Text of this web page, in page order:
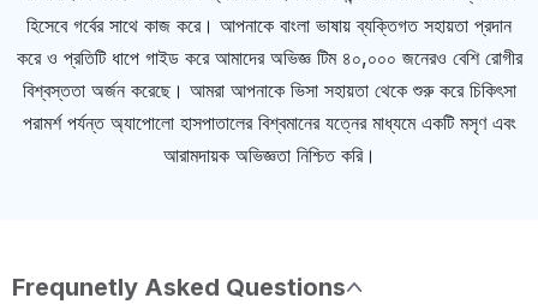
হিসেবে গর্বের সাথে কাজ করে। আপনাকে বাংলা ভাষায় ব্যক্তিগত সহায়তা প্রদান
করে ও প্রতিটি ধাপে গাইড করে আমাদের অভিজ্ঞ টিম ৪০,০০০ জনেরও বেশি রোগীর
বিশ্বস্ততা অর্জন করেছে। আমরা আপনাকে ভিসা সহায়তা থেকে শুরু করে চিকিৎসা
পরামর্শ পর্যন্ত অ্যাপোলো হাসপাতালের বিশ্বমানের যত্নের মাধ্যমে একটি মসৃণ এবং
আরামদায়ক অভিজ্ঞতা নিশ্চিত করি।
Frequnetly Asked Questions